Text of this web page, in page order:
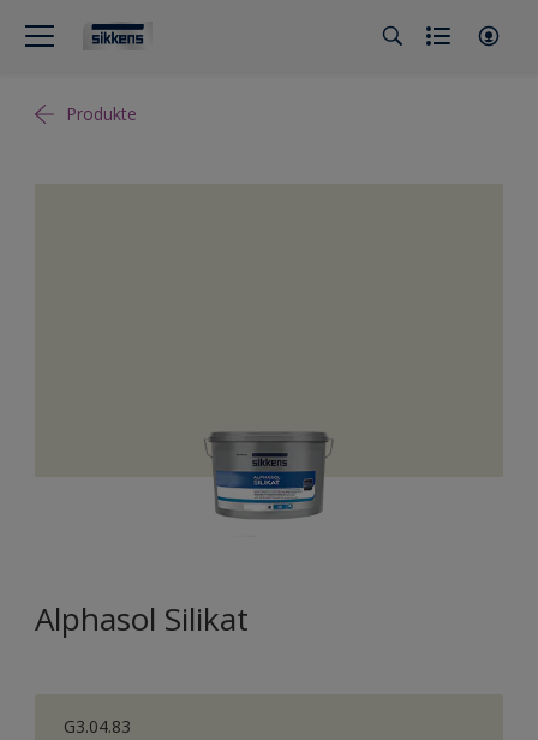
Produkte
Alphasol Silikat
G3.04.83